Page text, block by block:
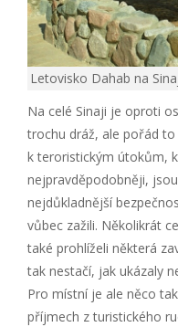
Letovisko Dahab na
Na celé Sinaji je oproti
trochu dráž, ale pořád
k teroristickým útokům,
nejpravděpodobněji,
nejdůkladnější
vůbec zažili. Několikrát
také prohlíželi některá
tak nestačí, jak ukázaly
Pro místní je ale něco
příjmech z turistického